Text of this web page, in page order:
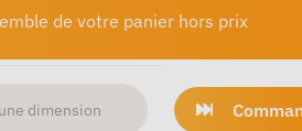
de votre panier hors prix